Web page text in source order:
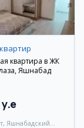
квартира в ЖК
Яшнабад
Яшнабадский